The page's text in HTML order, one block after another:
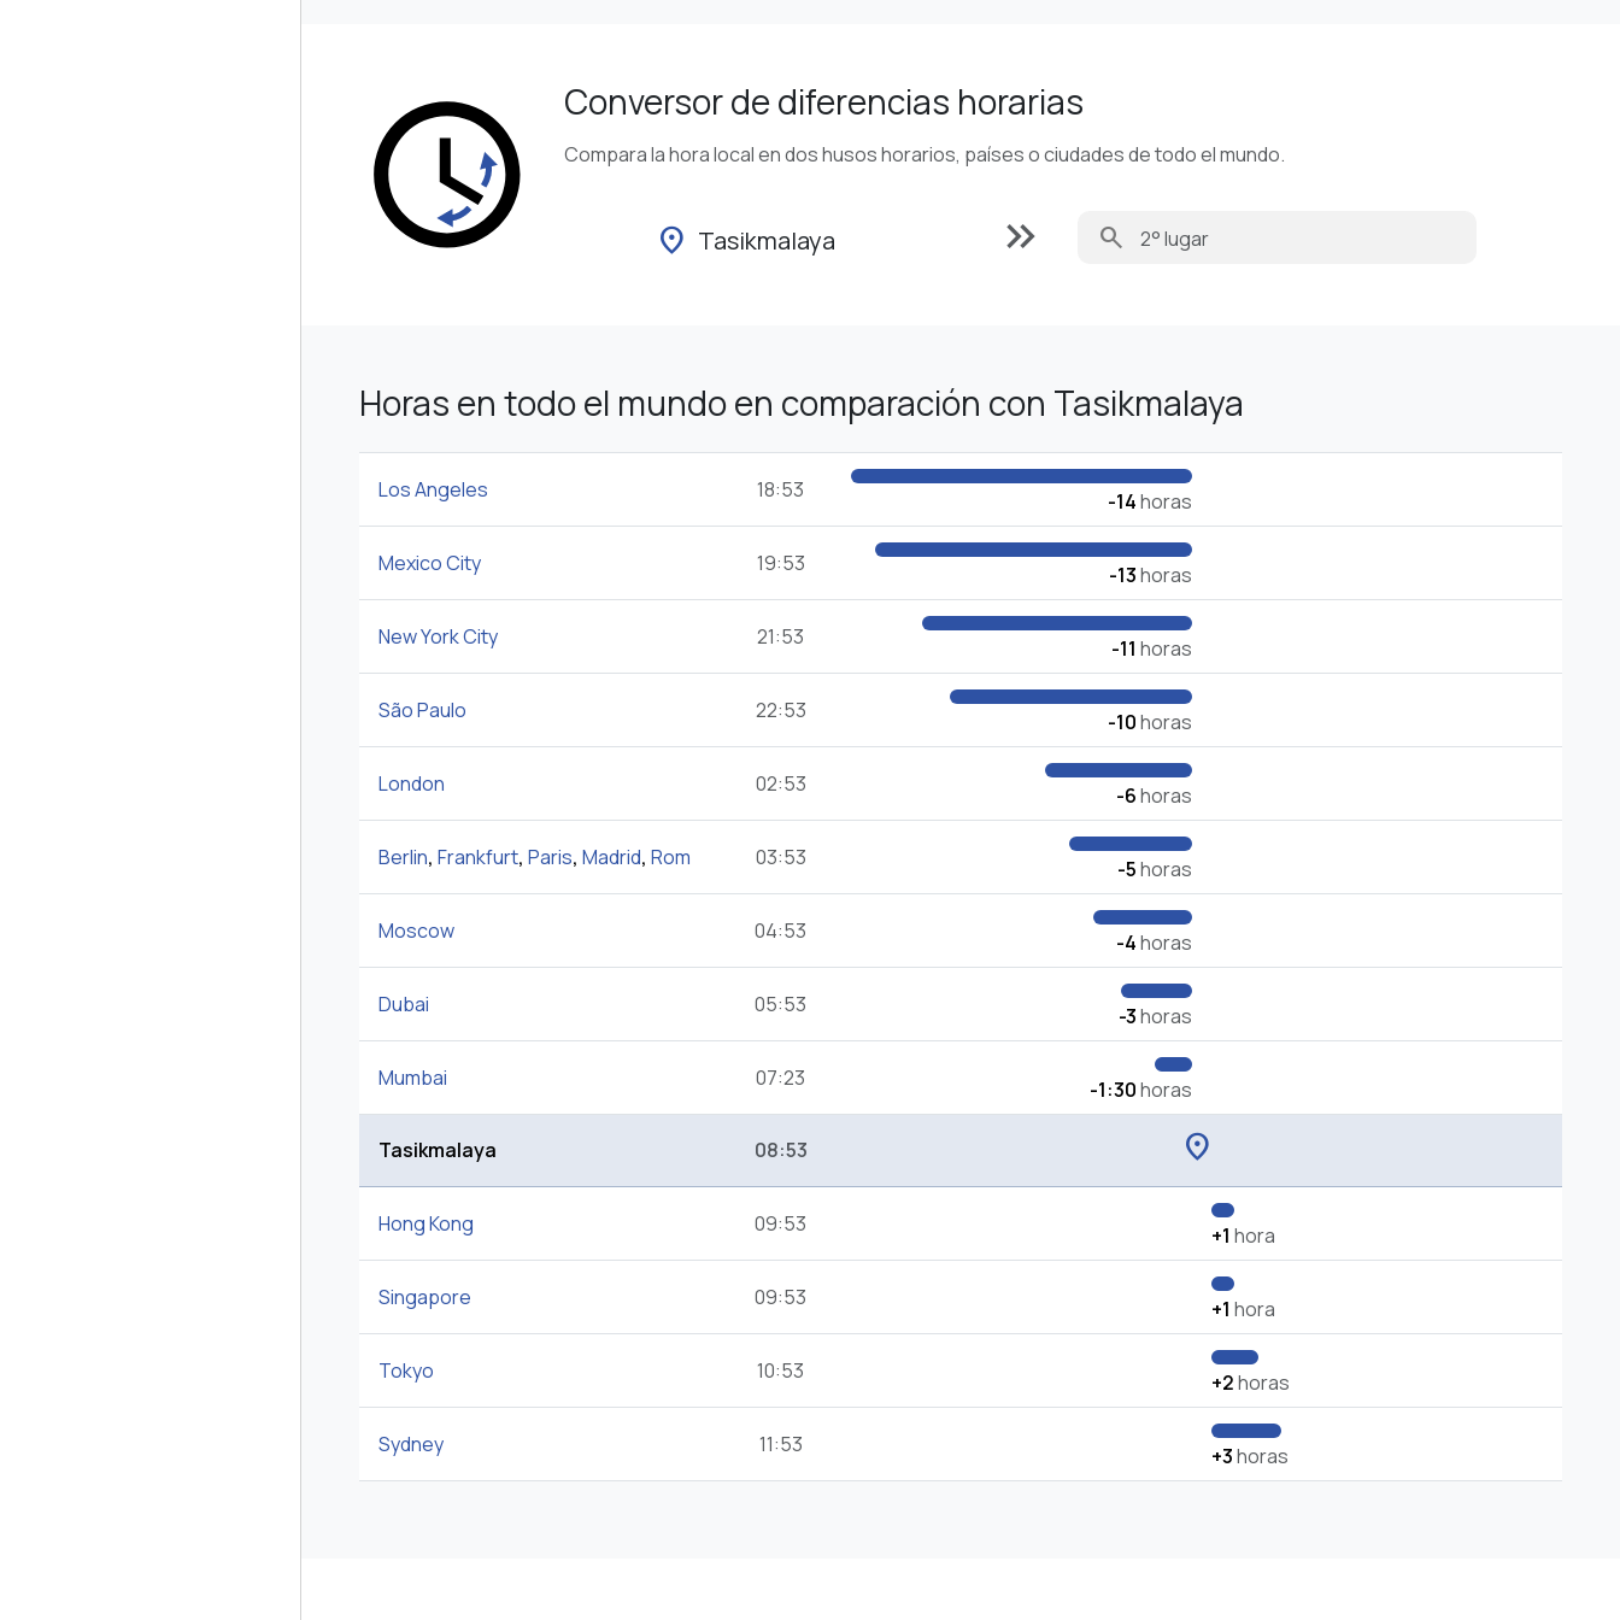
Conversor de diferencias horarias
Compara la hora local en dos husos horarios, países o ciudades de todo el mundo.
location_on Tasikmalaya keyboard_double_arrow_right search
Horas en todo el mundo en comparación con Tasikmalaya
Los Angeles 18:53 -14horas
Mexico City 19:53 -13horas
New York City 21:53 -11 horas
São Paulo 22:53 -10horas
London 02:53 -6horas
Berlin, Frankfurt, Paris, Madrid, Rom 03:53 -5horas
Moscow 04:53 -4horas
Dubai 05:53 -3horas
Mumbai 07:23 -1:30horas
Tasikmalaya 08:53 location_on
Hong Kong 09:53 +1 hora
Singapore 09:53 +1 hora
Tokyo 10:53 +2horas
Sydney 11:53 +3horas